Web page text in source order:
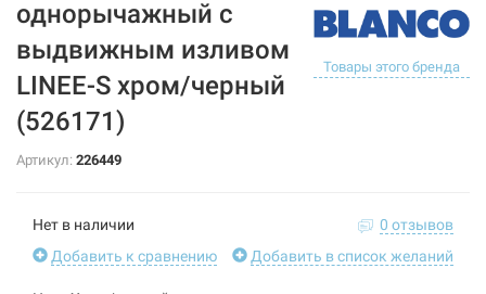
однорычажный с
выдвижным изливом
LINEE-S хром/черный
(526171)
Товары этого бренда
Артикул: 226449
Нет в наличии
0 отзывов
Добавить к сравнению
Добавить в список желаний